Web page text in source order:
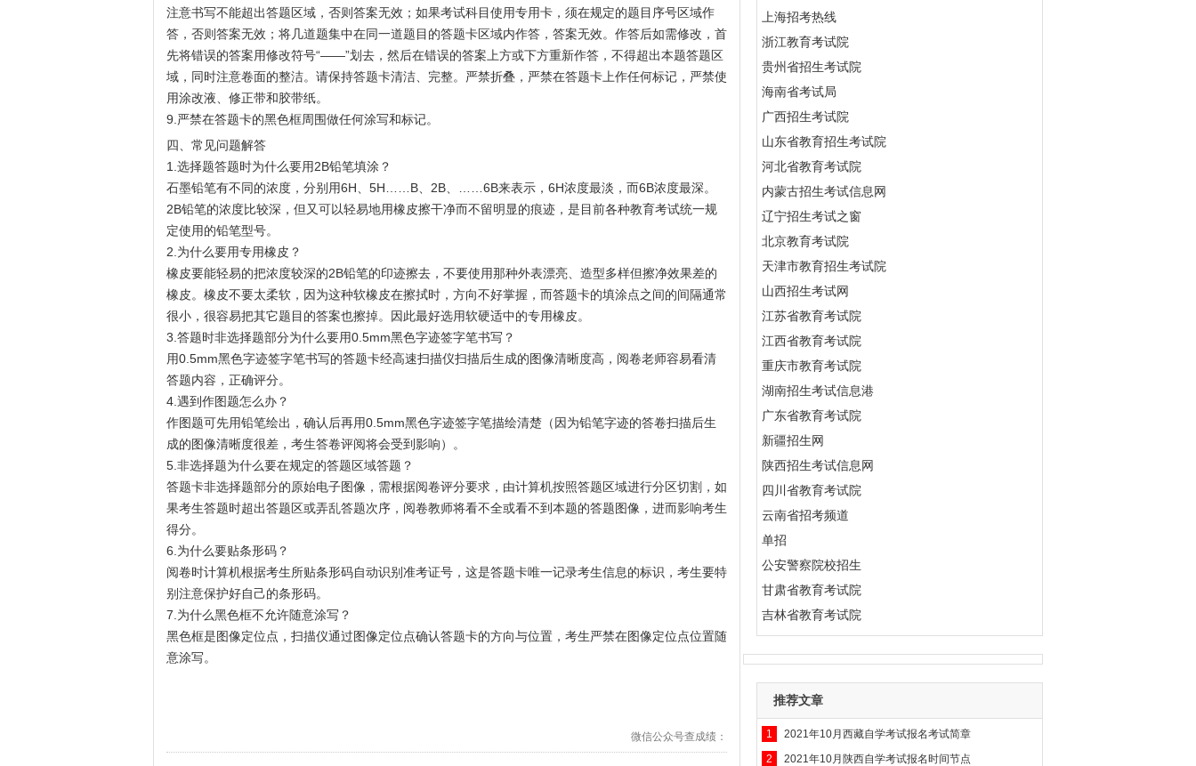
注意书写不能超出答题区域，否则答案无效；如果考试科目使用专用卡，须在规定的题目序号区域作
答，否则答案无效；将几道题集中在同一道题目的答题卡区域内作答，答案无效。作答后如需修改，首
先将错误的答案用修改符号“——”划去，然后在错误的答案上方或下方重新作答，不得超出本题答题区
域，同时注意卷面的整洁。请保持答题卡清洁、完整。严禁折叠，严禁在答题卡上作任何标记，严禁使
用涂改液、修正带和胶带纸。
9.严禁在答题卡的黑色框周围做任何涂写和标记。
四、常见问题解答
1.选择题答题时为什么要用2B铅笔填涂？
石墨铅笔有不同的浓度，分别用6H、5H……B、2B、……6B来表示，6H浓度最淡，而6B浓度最深。
2B铅笔的浓度比较深，但又可以轻易地用橡皮擦干净而不留明显的痕迹，是目前各种教育考试统一规
定使用的铅笔型号。
2.为什么要用专用橡皮？
橡皮要能轻易的把浓度较深的2B铅笔的印迹擦去，不要使用那种外表漂亮、造型多样但擦净效果差的
橡皮。橡皮不要太柔软，因为这种软橡皮在擦拭时，方向不好掌握，而答题卡的填涂点之间的间隔通常
很小，很容易把其它题目的答案也擦掉。因此最好选用软硬适中的专用橡皮。
3.答题时非选择题部分为什么要用0.5mm黑色字迹签字笔书写？
用0.5mm黑色字迹签字笔书写的答题卡经高速扫描仪扫描后生成的图像清晰度高，阅卷老师容易看清
答题内容，正确评分。
4.遇到作图题怎么办？
作图题可先用铅笔绘出，确认后再用0.5mm黑色字迹签字笔描绘清楚（因为铅笔字迹的答卷扫描后生
成的图像清晰度很差，考生答卷评阅将会受到影响）。
5.非选择题为什么要在规定的答题区域答题？
答题卡非选择题部分的原始电子图像，需根据阅卷评分要求，由计算机按照答题区域进行分区切割，如
果考生答题时超出答题区或弄乱答题次序，阅卷教师将看不全或看不到本题的答题图像，进而影响考生
得分。
6.为什么要贴条形码？
阅卷时计算机根据考生所贴条形码自动识别准考证号，这是答题卡唯一记录考生信息的标识，考生要特
别注意保护好自己的条形码。
7.为什么黑色框不允许随意涂写？
黑色框是图像定位点，扫描仪通过图像定位点确认答题卡的方向与位置，考生严禁在图像定位点位置随
意涂写。
微信公众号查成绩：
上海招考热线
浙江教育考试院
贵州省招生考试院
海南省考试局
广西招生考试院
山东省教育招生考试院
河北省教育考试院
内蒙古招生考试信息网
辽宁招生考试之窗
北京教育考试院
天津市教育招生考试院
山西招生考试网
江苏省教育考试院
江西省教育考试院
重庆市教育考试院
湖南招生考试信息港
广东省教育考试院
新疆招生网
陕西招生考试信息网
四川省教育考试院
云南省招考频道
单招
公安警察院校招生
甘肃省教育考试院
吉林省教育考试院
推荐文章
1
2021年10月西藏自学考试报名考试简章
2
2021年10月陕西自学考试报名时间节点